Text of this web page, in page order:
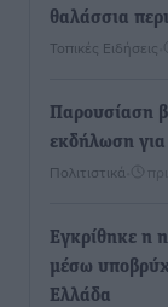
θαλάσσια
Τοπικές Ειδήσεις
Παρουσίαση
εκδήλωση για
Πολιτιστικά
Εγκρίθηκε η
μέσω
Ελλάδα